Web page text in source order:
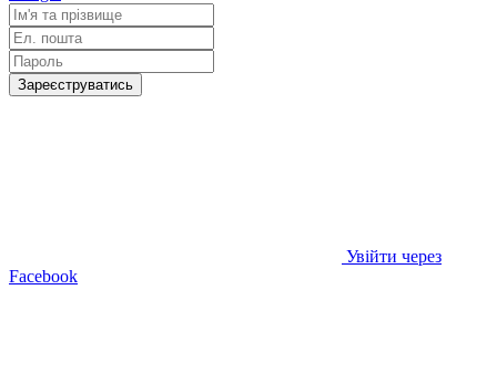
Зареєструватись
Увійти через
Facebook